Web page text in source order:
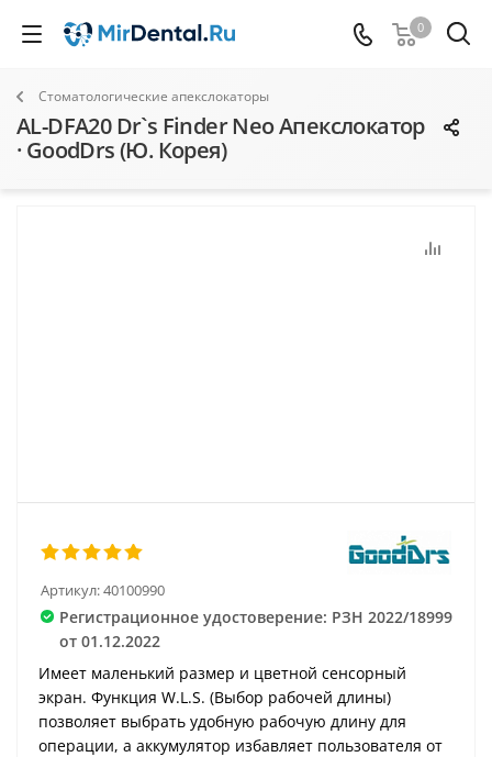
0
Стоматологические апекслокаторы
AL-DFA20 Dr`s Finder Neo Апекслокатор
· GoodDrs (Ю. Корея)
Артикул:40100990
Регистрационное удостоверение: РЗН 2022/18999
от 01.12.2022
Имеет маленький размер и цветной сенсорный
экран. Функция W.L.S. (Выбор рабочей длины)
позволяет выбрать удобную рабочую длину для
операции, а аккумулятор избавляет пользователя от